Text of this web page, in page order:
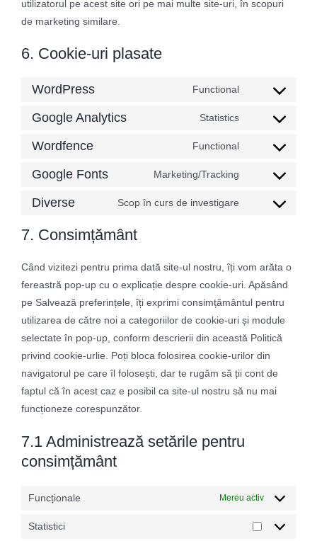
utilizatorul pe acest site ori pe mai multe site-uri, în scopuri
de marketing similare.
6. Cookie-uri plasate
WordPress Functional
Consent
wordpress
Google Analytics Statistics
Consent
google-
Wordfence Functional
Consent
wordfence
Google Fonts Marketing/Tracking
Consent
Diverse Scop în curs de investigare
Consent
diverse
7. Consimțământ
Când vizitezi pentru prima dată site-ul nostru, îți vom arăta o
fereastră pop-up cu o explicație despre cookie-uri. Apăsând
pe Salvează preferințele, îți exprimi consimțământul pentru
utilizarea de către noi a categoriilor de cookie-uri și module
selectate în pop-up, conform descrierii din această Politică
privind cookie-urlie. Poți bloca folosirea cookie-urilor din
navigatorul pe care îl folosești, dar te rugăm să ții cont de
faptul că în acest caz e posibil ca site-ul nostru să nu mai
funcționeze corespunzător.
7.1 Administrează setările pentru
consimțământ
Funcționale Mereu activ
Statistici
Statistici